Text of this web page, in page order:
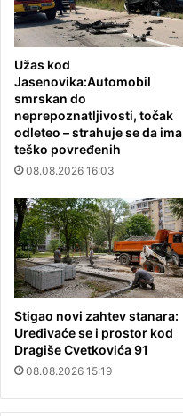
Užas kod
Jasenovika:Automobil
smrskan do
neprepoznatljivosti, točak
odleteo – strahuje se da ima
teško povređenih
08.08.2026 16:03
Stigao novi zahtev stanara:
Uređivaće se i prostor kod
Dragiše Cvetkovića 91
08.08.2026 15:19